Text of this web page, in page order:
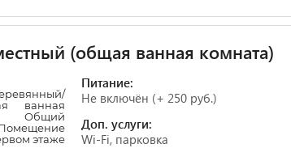
(общая ванная комната)
ванная
Общий
этаже
Питание:
Не включён (+ 250 руб.)
Доп. услуги:
Wi-Fi, парковка